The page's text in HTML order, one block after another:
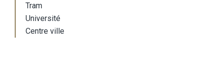
Tram
Université
Centre ville